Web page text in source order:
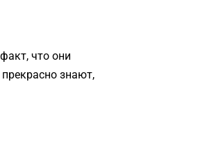
что они
знают,